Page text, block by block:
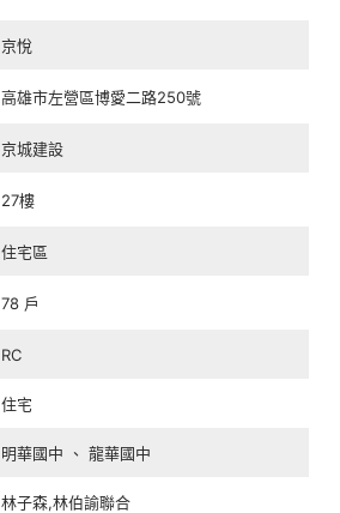
京悅
高雄市左營區博愛二路250號
京城建設
27樓
住宅區
78 戶
RC
住宅
明華國中 、 龍華國中
林子森,林伯諭聯合